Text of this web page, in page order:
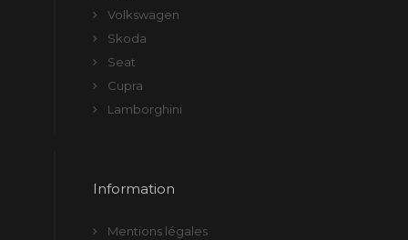
Volkswagen
Skoda
Seat
Cupra
Lamborghini
Information
Mentions légales